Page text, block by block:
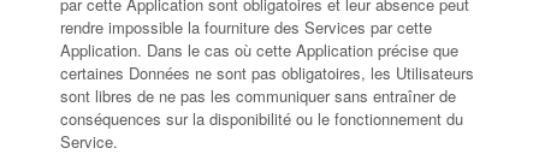
rendre impossible la fourniture des Services par cette
Application. Dans le cas où cette Application précise que
certaines Données ne sont pas obligatoires, les Utilisateurs
sont libres de ne pas les communiquer sans entraîner de
conséquences sur la disponibilité ou le fonctionnement du
Service.